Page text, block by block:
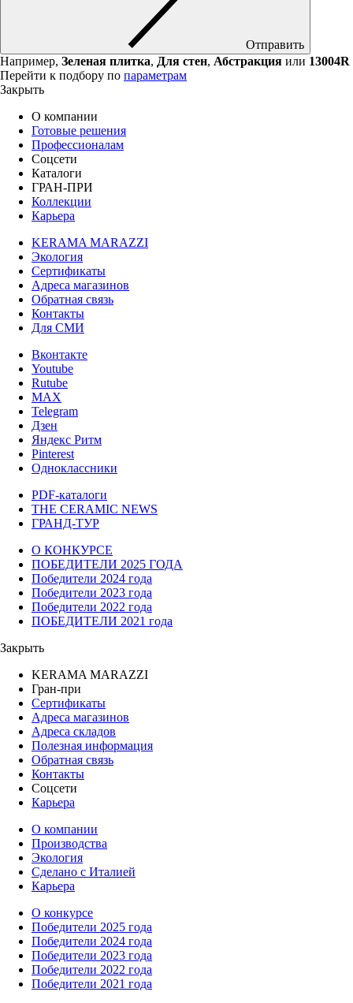
Отправить
Например, Зеленая плитка, Для стен, Абстракция или 13004R
Перейти к подбору по параметрам
Закрыть
О компании
Готовые решения
Профессионалам
Соцсети
Каталоги
ГРАН-ПРИ
Коллекции
Карьера
KERAMA MARAZZI
Экология
Сертификаты
Адреса магазинов
Обратная связь
Контакты
Для СМИ
Вконтакте
Youtube
Rutube
MAX
Telegram
Дзен
Яндекс Ритм
Pinterest
Одноклассники
PDF-каталоги
THE CERAMIC NEWS
ГРАНД-ТУР
О КОНКУРСЕ
ПОБЕДИТЕЛИ 2025 ГОДА
Победители 2024 года
Победители 2023 года
Победители 2022 года
ПОБЕДИТЕЛИ 2021 года
Закрыть
KERAMA MARAZZI
Гран-при
Сертификаты
Адреса магазинов
Адреса складов
Полезная информация
Обратная связь
Контакты
Соцсети
Карьера
О компании
Производства
Экология
Сделано с Италией
Карьера
О конкурсе
Победители 2025 года
Победители 2024 года
Победители 2023 года
Победители 2022 года
Победители 2021 года